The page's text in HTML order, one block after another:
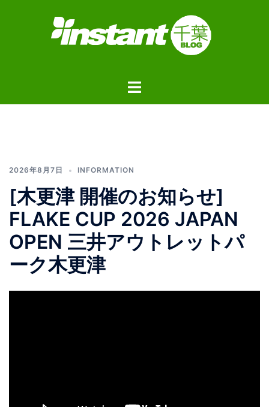
ト
ー
2026年8月7日 INFORMATION
[木更津 開催のお知らせ]
FLAKE CUP 2026 JAPAN
OPEN 三井アウトレットパ
ーク木更津